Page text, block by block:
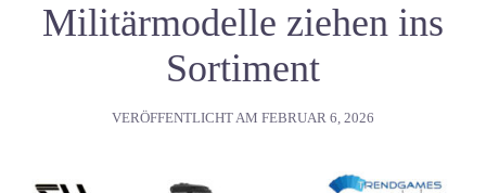
Militärmodelle ziehen ins
Sortiment
VERÖFFENTLICHT AM FEBRUAR 6, 2026